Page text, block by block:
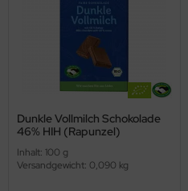
Dunkle Vollmilch Schokolade
46% HIH (Rapunzel)
Inhalt: 100 g
Versandgewicht: 0,090 kg